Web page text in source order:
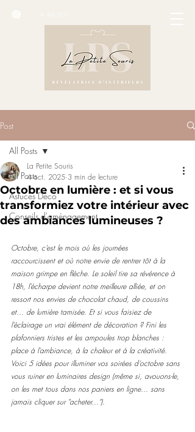
Post
All Posts
Astuces Déco
Conseils d'aménagement
All Posts
Octobre en lumière : et si vous
transformiez votre intérieur avec
des ambiances lumineuses ?
La Petite Souris
4 oct. 2025 3 min de lecture
Octobre, c’est le mois où les journées
raccourcissent et où notre envie de rentrer tôt à la
maison grimpe en flèche. Le soleil tire sa révérence à
18h, l’écharpe devient notre meilleure alliée, et on
ressort nos envies de chocolat chaud, de coussins
et… de lumière tamisée. Et si vous faisiez de
l’éclairage un vrai élément de décoration ? Fini les
plafonniers tristes et les ampoules trop blanches :
place à l’ambiance, à la chaleur et à la créativité.
Voici 5 idées pour illuminer vos soirées d’octobre sans
vous ruiner en luminaires design (même si, avouons-le,
on les met tous dans nos paniers en ligne... sans
jamais cliquer sur "acheter...").